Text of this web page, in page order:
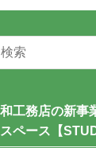
和工務店の新事
スペース【